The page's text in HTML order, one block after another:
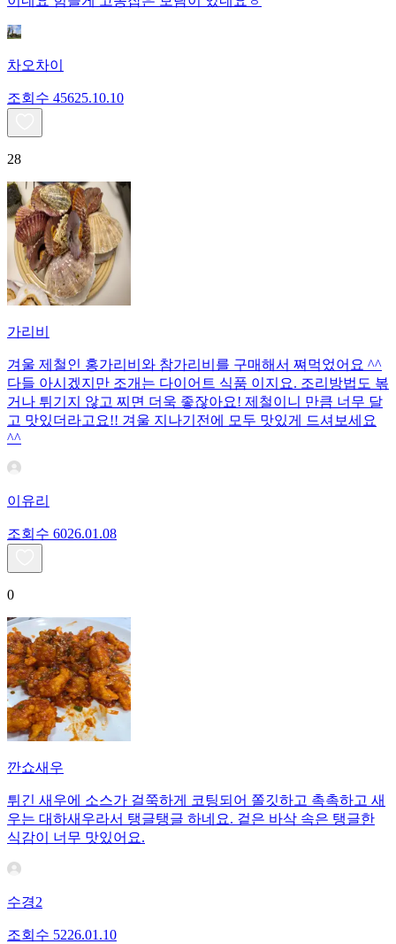
차오차이
조회수 45625.10.10
28
가리비
겨울 제철인 홍가리비와 참가리비를 구매해서 쪄먹었어요 ^^
다들 아시겠지만 조개는 다이어트 식품 이지요. 조리방법도 볶
거나 튀기지 않고 찌면 더욱 좋잖아요! 제철이니 만큼 너무 달
고 맛있더라고요!! 겨울 지나기전에 모두 맛있게 드셔보세요
^^
이유리
조회수 6026.01.08
0
깐쇼새우
튀긴 새우에 소스가 걸쭉하게 코팅되어 쫄깃하고 촉촉하고 새
우는 대하새우라서 탱글탱글 하네요. 겉은 바삭 속은 탱글한
식감이 너무 맛있어요.
수경2
조회수 5226.01.10